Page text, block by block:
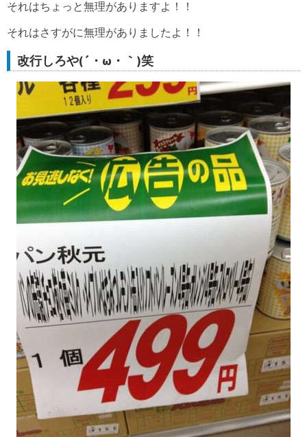
それはちょっと無理がありますよ！！
それはさすがに無理がありましたよ！！
改行しろや(´・ω・｀)笑